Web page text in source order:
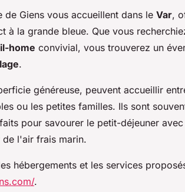
Giens vous accueillent dans le Var,
à la grande bleue. Que vous
home convivial, vous trouverez un
.
généreuse, peuvent accueillir
ou les petites familles. Ils sont
pour savourer le petit-déjeuner
l'air frais marin.
hébergements et les services
.